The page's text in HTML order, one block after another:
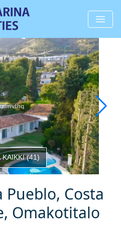
KAIKKI(41)
Costa
Omakotitalo